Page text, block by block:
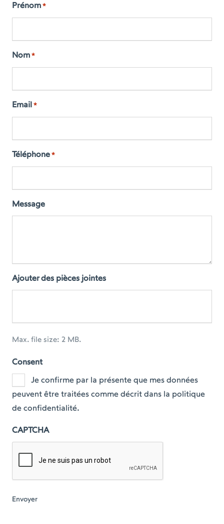
Prénom *
Nom *
Email *
Téléphone *
Message
Ajouter des pièces jointes
Max. file size: 2 MB.
Consent
Je confirme par la présente que mes données
peuvent être traitées comme décrit dans la politique
de confidentialité.
CAPTCHA